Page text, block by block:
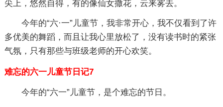
尖上，悠然自得，有的像仙女撒花，云来雾去。
今年的“六·一”儿童节，我非常开心，我不仅看到了许
多优美的舞蹈，而且让我心里放松了，没有读书时的紧张
气氛，只有那些与班级老师的开心欢笑。
难忘的六一儿童节日记7
今年的“六一”儿童节，是个难忘的节日。